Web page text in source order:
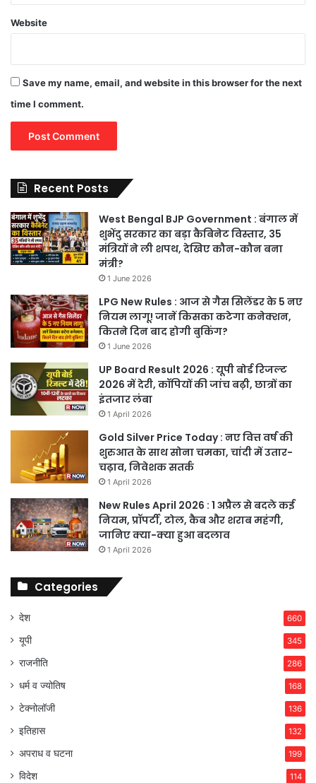
Website
Save my name, email, and website in this browser for the next
time I comment.
Recent Posts
West Bengal BJP Government : बंगाल में
शुभेंदु सरकार का बड़ा कैबिनेट विस्तार, 35
मंत्रियों ने ली शपथ, देखिए कौन-कौन बना
मंत्री?
1 June 2026
LPG New Rules : आज से गैस सिलेंडर के 5 नए
नियम लागू! जानें किसका कटेगा कनेक्शन,
कितने दिन बाद होगी बुकिंग?
1 June 2026
UP Board Result 2026 : यूपी बोर्ड रिजल्ट
2026 में देरी, कॉपियों की जांच बढ़ी, छात्रों का
इंतजार लंबा
1 April 2026
Gold Silver Price Today : नए वित्त वर्ष की
शुरुआत के साथ सोना चमका, चांदी में उतार-
चढ़ाव, निवेशक सतर्क
1 April 2026
New Rules April 2026 : 1 अप्रैल से बदले कई
नियम, प्रॉपर्टी, टोल, कैब और शराब महंगी,
जानिए क्या-क्या हुआ बदलाव
1 April 2026
Categories
देश 660
यूपी 345
राजनीति 286
धर्म व ज्योतिष 168
टेक्नोलॉजी 136
इतिहास 132
अपराध व घटना 199
विदेश 114